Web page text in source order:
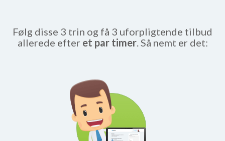
Følg disse 3 trin og få 3 uforpligtende tilbud
allerede efter et par timer. Så nemt er det: